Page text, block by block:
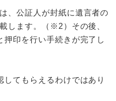
、公証人が封紙に遺言者の
します。（※2）その後、
印を行い手続きが完了し
てもらえるわけではあり